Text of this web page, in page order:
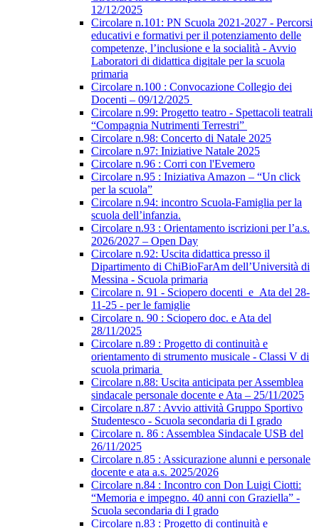
12/12/2025
Circolare n.101: PN Scuola 2021-2027 - Percorsi
educativi e formativi per il potenziamento delle
competenze, l’inclusione e la socialità - Avvio
Laboratori di didattica digitale per la scuola
primaria
Circolare n.100 : Convocazione Collegio dei
Docenti – 09/12/2025
Circolare n.99: Progetto teatro - Spettacoli teatrali
“Compagnia Nutrimenti Terrestri”
Circolare n.98: Concerto di Natale 2025
Circolare n.97: Iniziative Natale 2025
Circolare n.96 : Corri con l'Evemero
Circolare n.95 : Iniziativa Amazon – “Un click
per la scuola”
Circolare n.94: incontro Scuola-Famiglia per la
scuola dell’infanzia.
Circolare n.93 : Orientamento iscrizioni per l’a.s.
2026/2027 – Open Day
Circolare n.92: Uscita didattica presso il
Dipartimento di ChiBioFarAm dell’Università di
Messina - Scuola primaria
Circolare n. 91 - Sciopero docenti_e_Ata del 28-
11-25 - per le famiglie
Circolare n. 90 : Sciopero doc. e Ata del
28/11/2025
Circolare n.89 : Progetto di continuità e
orientamento di strumento musicale - Classi V di
scuola primaria
Circolare n.88: Uscita anticipata per Assemblea
sindacale personale docente e Ata – 25/11/2025
Circolare n.87 : Avvio attività Gruppo Sportivo
Studentesco - Scuola secondaria di I grado
Circolare n. 86 : Assemblea Sindacale USB del
26/11/2025
Circolare n.85 : Assicurazione alunni e personale
docente e ata a.s. 2025/2026
Circolare n.84 : Incontro con Don Luigi Ciotti:
“Memoria e impegno. 40 anni con Graziella” -
Scuola secondaria di I grado
Circolare n.83 : Progetto di continuità e